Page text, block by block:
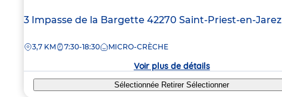
Adresse
la
3 Impasse de la Bargette 42270 Saint-Priest-en-Jarez
DISTANCE
3,7 KM 7:30-18:30 MICRO-CRÈCHE
Voir plus de détails
Sélectionnée RetirerSélectionner